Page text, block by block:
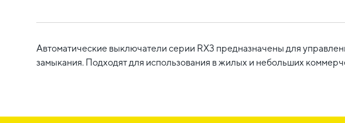
Автоматические выключатели серии RX3 предназначены для
замыкания. Подходят для использования в жилых и небольших